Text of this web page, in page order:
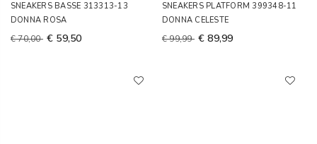
SNEAKERS BASSE 313313-13
DONNA ROSA
€ 70,00 € 59,50
SNEAKERS PLATFORM 399348-11
DONNA CELESTE
€ 99,99 € 89,99